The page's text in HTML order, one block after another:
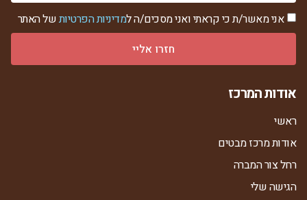
אני מאשר/ת כי קראתי ואני מסכים/ה למדיניות הפרטיותשל האתר
חזרו אליי
אודות המרכז
ראשי
אודות מרכז מבטים
רחל צור המברה
הגישה שלי